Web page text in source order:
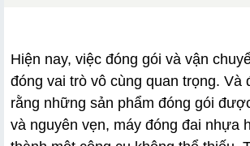
Hiện nay, việc đóng gói và vận
đóng vai trò vô cùng quan trọng. Và
rằng những sản phẩm đóng gói
và nguyên vẹn, máy đóng đai nhựa